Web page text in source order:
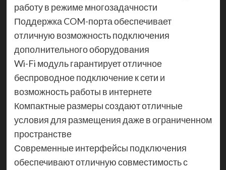
работу в режиме многозадачности
Поддержка COM-порта обеспечивает
отличную возможность подключения
дополнительного оборудования
Wi-Fi модуль гарантирует отличное
беспроводное подключение к сети и
возможность работы в интернете
Компактные размеры создают отличные
условия для размещения даже в ограниченном
пространстве
Современные интерфейсы подключения
обеспечивают отличную совместимость с